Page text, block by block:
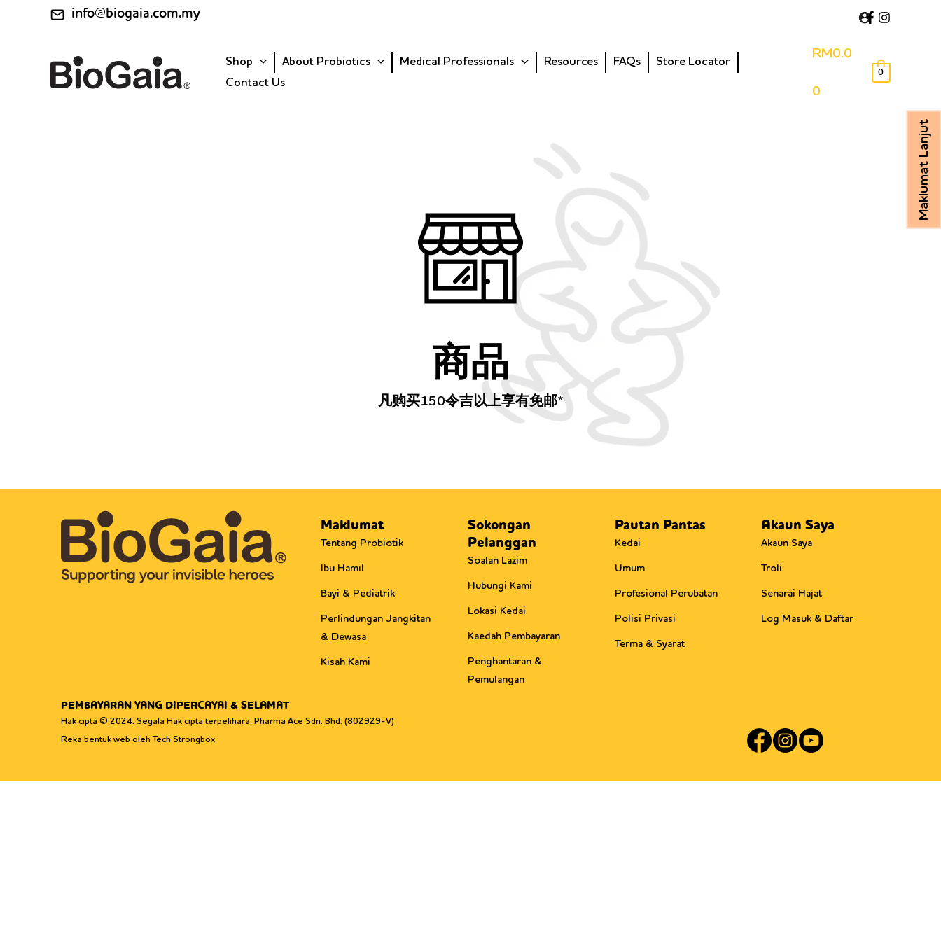
info@biogaia.com.my
Shop About Probiotics Medical Professionals Resources FAQs
Store Locator
Contact Us
RM0.0
0
0
商品
凡购买150令吉以上享有免邮*
Maklumat Lanjut
Maklumat
Tentang Probiotik
Ibu Hamil
Bayi & Pediatrik
Perlindungan Jangkitan
& Dewasa
Kisah Kami
Sokongan
Pelanggan
Soalan Lazim
Hubungi Kami
Lokasi Kedai
Kaedah Pembayaran
Penghantaran &
Pemulangan
Pautan Pantas
Kedai
Umum
Profesional Perubatan
Polisi Privasi
Terma & Syarat
Akaun Saya
Akaun Saya
Troli
Senarai Hajat
Log Masuk & Daftar
PEMBAYARAN YANG DIPERCAYAI & SELAMAT
Hak cipta © 2024. Segala Hak cipta terpelihara. Pharma Ace Sdn. Bhd. (802929-V)
Reka bentuk web oleh Tech Strongbox